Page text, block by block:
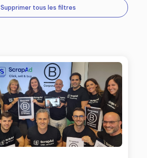
Supprimer tous les filtres